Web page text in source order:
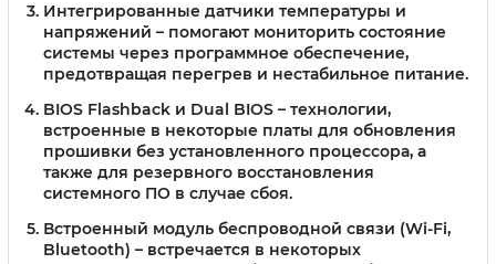
Интегрированные датчики температуры и
напряжений – помогают мониторить состояние
системы через программное обеспечение,
предотвращая перегрев и нестабильное питание.
BIOS Flashback и Dual BIOS – технологии,
встроенные в некоторые платы для обновления
прошивки без установленного процессора, а
также для резервного восстановления
системного ПО в случае сбоя.
Встроенный модуль беспроводной связи (Wi-Fi,
Bluetooth) – встречается в некоторых